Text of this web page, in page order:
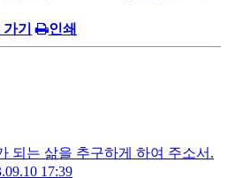
기 인쇄
되는 삶을 추구하게 하여 주소서.
17:39